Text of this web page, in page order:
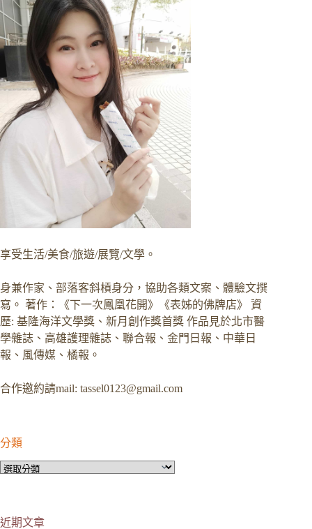
享受生活/美食/旅遊/展覽/文學。
身兼作家、部落客斜槓身分，協助各類文案、體驗文撰
寫。 著作：《下一次鳳凰花開》《表姊的佛牌店》 資
歷: 基隆海洋文學獎、新月創作獎首獎 作品見於北市醫
學雜誌、高雄護理雜誌、聯合報、金門日報、中華日
報、風傳媒、橘報。
合作邀約請mail: tassel0123@gmail.com
分類
分
近期文章